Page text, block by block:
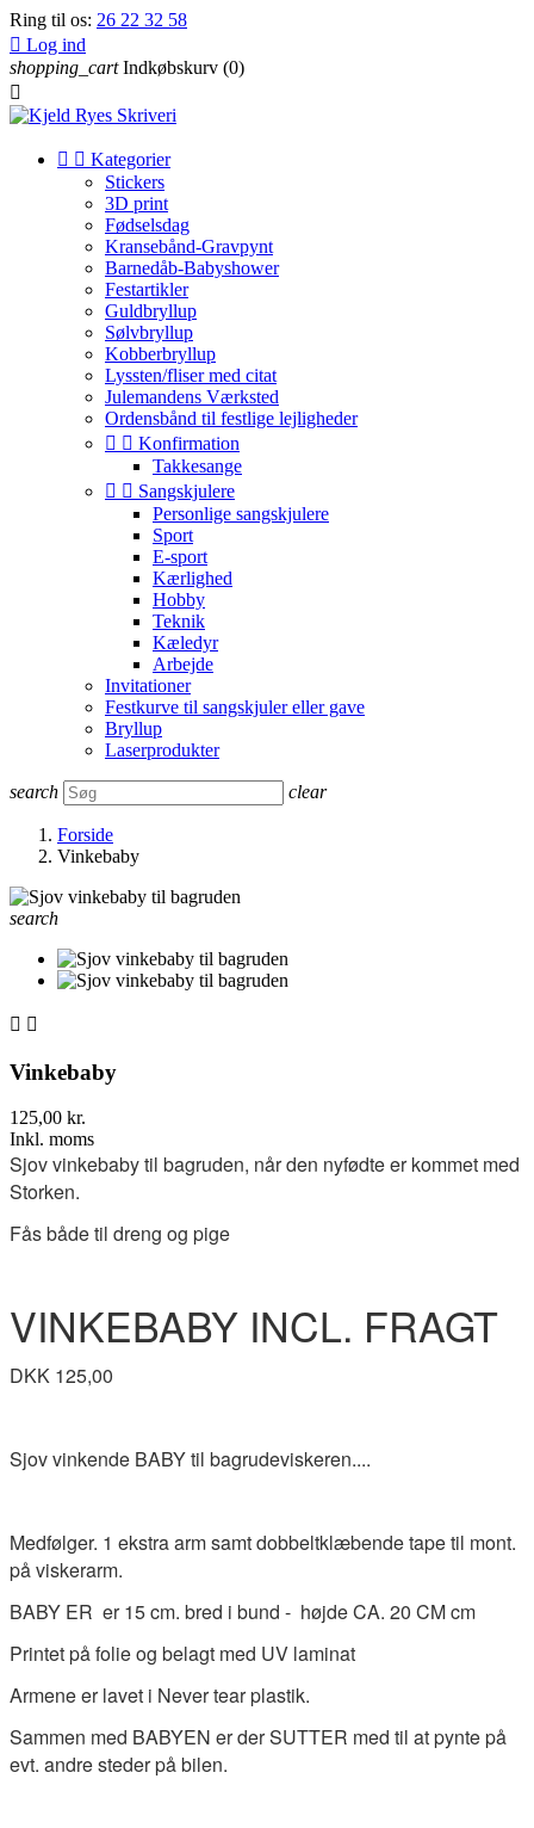
Ring til os: 26 22 32 58
 Log ind
shopping_cart Indkøbskurv (0)

  Kategorier
Stickers
3D print
Fødselsdag
Kransebånd-Gravpynt
Barnedåb-Babyshower
Festartikler
Guldbryllup
Sølvbryllup
Kobberbryllup
Lyssten/fliser med citat
Julemandens Værksted
Ordensbånd til festlige lejligheder
  Konfirmation
Takkesange
  Sangskjulere
Personlige sangskjulere
Sport
E-sport
Kærlighed
Hobby
Teknik
Kæledyr
Arbejde
Invitationer
Festkurve til sangskjuler eller gave
Bryllup
Laserprodukter
search clear
Forside
Vinkebaby
search
 
Vinkebaby
125,00 kr.
Inkl. moms
Sjov vinkebaby til bagruden, når den nyfødte er kommet med
Storken.
Fås både til dreng og pige
VINKEBABY INCL. FRAGT
DKK 125,00
Sjov vinkende BABY til bagrudeviskeren....
Medfølger. 1 ekstra arm samt dobbeltklæbende tape til mont.
på viskerarm.
BABY ER er 15 cm. bred i bund - højde CA. 20 CM cm
Printet på folie og belagt med UV laminat
Armene er lavet i Never tear plastik.
Sammen med BABYEN er der SUTTER med til at pynte på
evt. andre steder på bilen.